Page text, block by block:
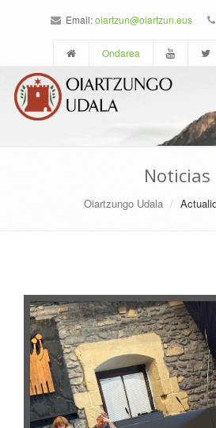
Email:oiartzun@oiartzun.eus
Ondarea
Noticias
Oiartzungo Udala